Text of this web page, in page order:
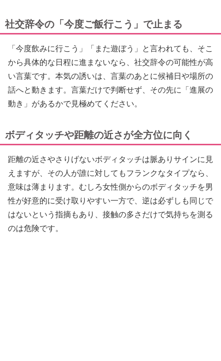
社交辞令の「今度ご飯行こう」で止まる
「今度飲みに行こう」「また遊ぼう」と言われても、そこ
から具体的な日程に進まないなら、社交辞令の可能性が高
い言葉です。本気の誘いは、言葉のあとに候補日や場所の
話へと動きます。言葉だけで判断せず、その先に「進展の
動き」があるかで見極めてください。
ボディタッチや距離の近さが全方位に向く
距離の近さやさりげないボディタッチは脈ありサインに見
えますが、その人が誰に対してもフランクなタイプなら、
意味は薄まります。むしろ女性側からのボディタッチを男
性が好意的に受け取りやすい一方で、逆は必ずしも同じで
はないという指摘もあり、接触の多さだけで気持ちを測る
のは危険です。